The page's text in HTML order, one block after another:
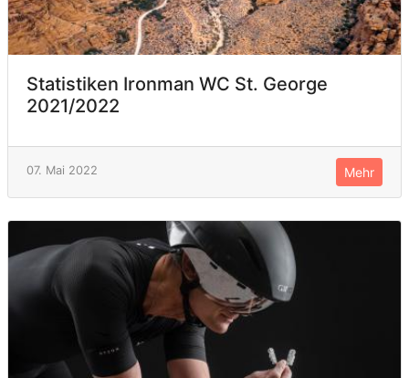
Statistiken Ironman WC St. George
2021/2022
07. Mai 2022 Mehr